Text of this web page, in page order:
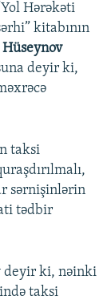
Hərəkəti
kitabının
deyir ki,
taksi
sərnişinlərin
tədbir
deyir ki, nəinki
taksi